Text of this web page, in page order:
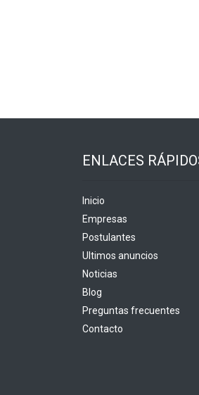
ENLACES
Inicio
Empresas
Postulantes
Ultimos anuncios
Noticias
Blog
Preguntas frecuentes
Contacto